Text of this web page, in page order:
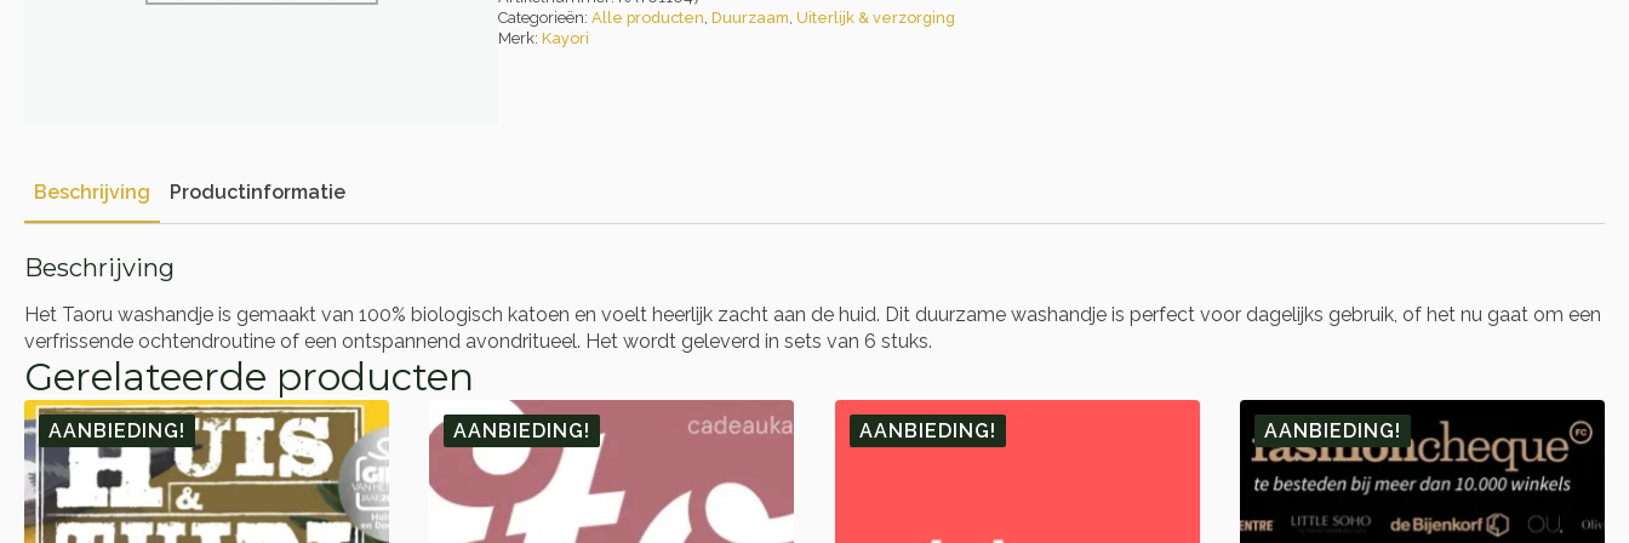
Categorieën:Alle producten ,Duurzaam ,Uiterlijk & verzorging
Merk:Kayori
Beschrijving Productinformatie
Beschrijving
Het Taoru washandje is gemaakt van 100% biologisch katoen en voelt heerlijk zacht aan de huid. Dit duurzame washandje is perfect voor dagelijks gebruik, of het nu gaat om een
verfrissende ochtendroutine of een ontspannend avondritueel. Het wordt geleverd in sets van 6 stuks.
Gerelateerde producten
AANBIEDING! AANBIEDING! AANBIEDING! AANBIEDING!